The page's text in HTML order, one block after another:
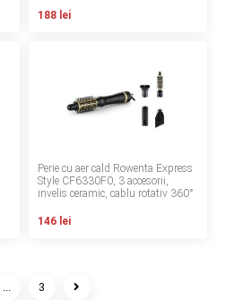
188 lei
Perie cu aer cald Rowenta Express
Style CF6330F0, 3 accesorii,
invelis ceramic, cablu rotativ 360°
146 lei
... 3